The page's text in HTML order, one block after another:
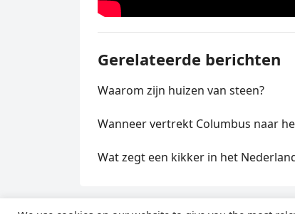
Gerelateerde berichten
Waarom zijn huizen van steen?
Wanneer vertrekt Columbus naar
Wat zegt een kikker in het